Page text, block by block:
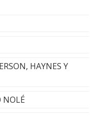
HAYNES Y
NOLÉ